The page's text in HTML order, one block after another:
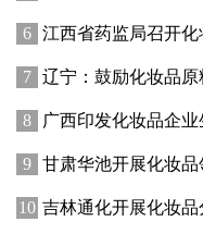
江西省药监局召开
辽宁：鼓励化妆品原
广西印发化妆品企业
甘肃华池开展化妆品
吉林通化开展化妆品